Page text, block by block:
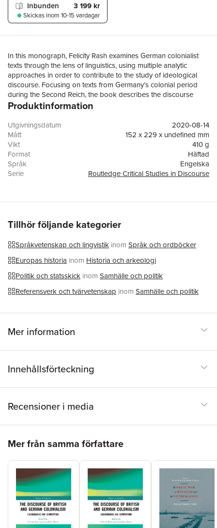
Inbunden 3 199 kr
Skickas inom 10-15 vardagar
In this monograph, Felicity Rash examines German colonialist
texts through the lens of linguistics, using multiple analytic
approaches in order to contribute to the study of ideological
discourse. Focusing on texts from Germany’s colonial period
during the Second Reich, the book describes the discourse
strategies employed in a wide variety of colonialist discourses,
and fictional accounts of life in Germany's African colonies. The
methodologies Rash employs include the Discourse Historical
Approach and Cognitive Metaphor Theory, and the book aims
to develop a new model for the analysis of expansionist
nationalist writing. Little detailed analysis exists of the types of
texts taken as primary sources, and Rash provides English
research will be of interest to linguists, historians, Germanists,
future interdisciplinary analyses of German colonialism.
Produktinformation
Utgivningsdatum
2020-08-14
Mått
152 x 229 x undefined mm
Vikt
410 g
Format
Häftad
Språk
Engelska
Serie
Routledge Critical Studies in Discourse
ISBN
9780367595685
Tillhör följande kategorier
Språkvetenskap och lingvistik inom Språk och ordböcker
Europas historia inom Historia och arkeologi
Politik och statsskick inom Samhälle och politik
Referensverk och tvärvetenskap inom Samhälle och politik
Mer information
Innehållsförteckning
Recensioner i media
Mer från samma författare